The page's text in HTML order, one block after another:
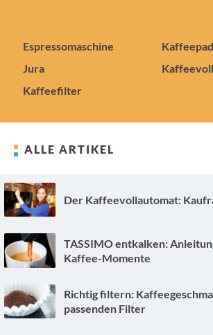
Espressomaschine
Jura
Kaffeefilter
ALLE ARTIKEL
Der Kaffeevollautomat:
TASSIMO entkalken:
Kaffee-Momente
Richtig filtern:
passenden Filter